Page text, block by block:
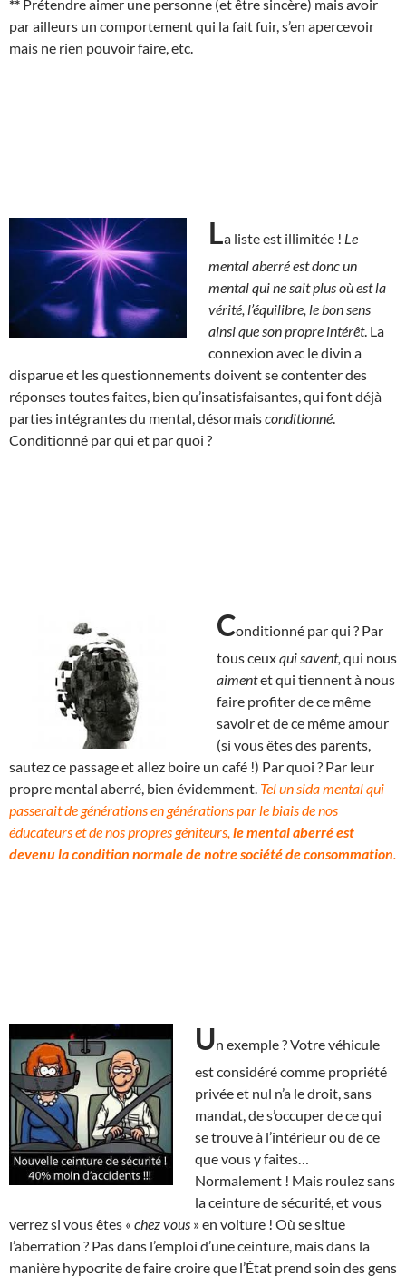
** Prétendre aimer une personne (et être sincère) mais avoir
par ailleurs un comportement qui la fait fuir, s’en apercevoir
mais ne rien pouvoir faire, etc.
La liste est illimitée ! Le
mental aberré est donc un
mental qui ne sait plus où est la
vérité, l’équilibre, le bon sens
ainsi que son propre intérêt. La
connexion avec le divin a
disparue et les questionnements doivent se contenter des
réponses toutes faites, bien qu’insatisfaisantes, qui font déjà
parties intégrantes du mental, désormaisconditionné
Conditionné par qui et par quoi ?
Conditionné par qui ? Par
tous ceuxqui savent, qui nous
aimentet qui tiennent à nous
faire profiter de ce même
savoir et de ce même amour
(si vous êtes des parents,
sautez ce passage et allez boire un café !) Par quoi ? Par leur
propre mental aberré, bien évidemment. Tel un sida mental qui
passerait de générations en générations par le biais de nos
éducateurs et de nos propres géniteurs, le mental aberré est
devenu la condition normale de notre société de consommation
Un exemple ? Votre véhicule
est considéré comme propriété
privée et nul n’a le droit, sans
mandat, de s’occuper de ce qui
se trouve à l’intérieur ou de ce
que vous y faites…
Normalement ! Mais roulez sans
la ceinture de sécurité, et vous
verrez si vous êtes « chez vous » en voiture ! Où se situe
l’aberration ? Pas dans l’emploi d’une ceinture, mais dans la
manière hypocrite de faire croire que l’État prend soin des gens